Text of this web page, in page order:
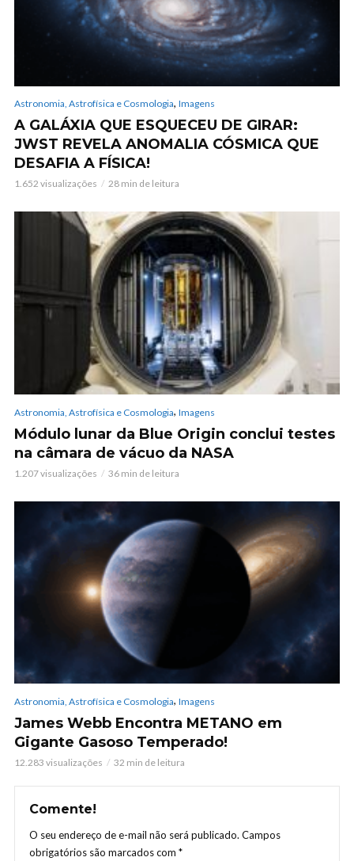
Astronomia, Astrofísica e Cosmologia, Imagens
A GALÁXIA QUE ESQUECEU DE GIRAR:
JWST REVELA ANOMALIA CÓSMICA QUE
DESAFIA A FÍSICA!
1.652 visualizações 28 min de leitura
Astronomia, Astrofísica e Cosmologia, Imagens
Módulo lunar da Blue Origin conclui testes
na câmara de vácuo da NASA
1.207 visualizações 36 min de leitura
Astronomia, Astrofísica e Cosmologia, Imagens
James Webb Encontra METANO em
Gigante Gasoso Temperado!
12.283 visualizações 32 min de leitura
Comente!
O seu endereço de e-mail não será publicado. Campos
obrigatórios são marcados com *